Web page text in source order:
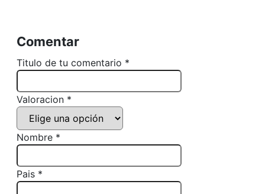
Comentar
Titulo de tu comentario *
Valoracion *
Nombre *
Pais *